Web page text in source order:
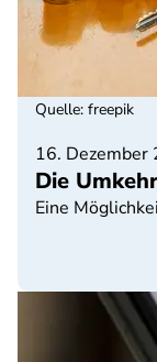
16. Dezember
Die
Eine
Quelle: freepik